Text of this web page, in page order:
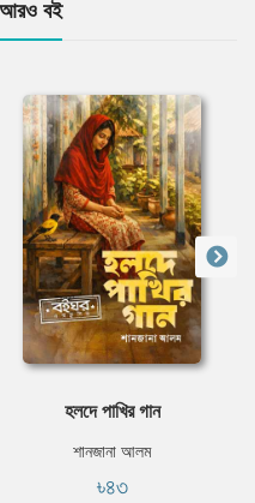
বই
হলদে পাখির গান
শানজানা আলম
৳৪৩